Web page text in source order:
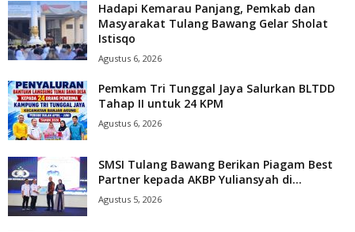
Hadapi Kemarau Panjang, Pemkab dan
Masyarakat Tulang Bawang Gelar Sholat
Istisqo
Agustus 6, 2026
Pemkam Tri Tunggal Jaya Salurkan BLTDD
Tahap II untuk 24 KPM
Agustus 6, 2026
SMSI Tulang Bawang Berikan Piagam Best
Partner kepada AKBP Yuliansyah di...
Agustus 5, 2026